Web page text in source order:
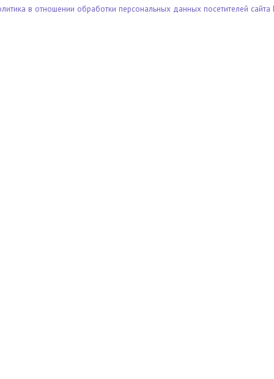
в отношении обработки персональных данных посетителей